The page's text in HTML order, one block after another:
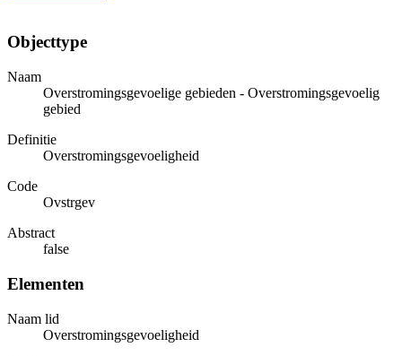
Objecttype
Naam
Overstromingsgevoelige gebieden - Overstromingsgevoelig
gebied
Definitie
Overstromingsgevoeligheid
Code
Ovstrgev
Abstract
false
Elementen
Naam lid
Overstromingsgevoeligheid